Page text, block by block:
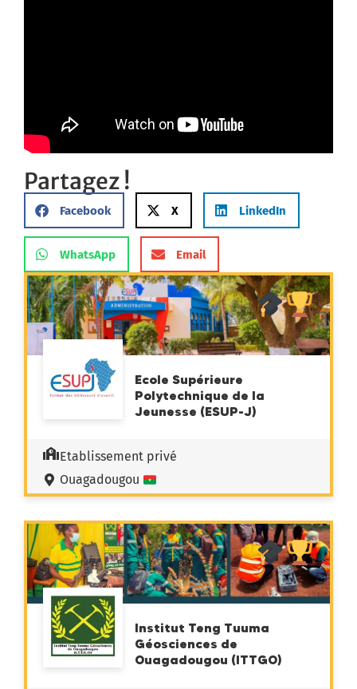
Partagez !
Facebook X LinkedIn
WhatsApp Email
Ecole Supérieure
Polytechnique de la
Jeunesse (ESUP-J)
Etablissement privé
Ouagadougou
Institut Teng Tuuma
Géosciences de
Ouagadougou (ITTGO)